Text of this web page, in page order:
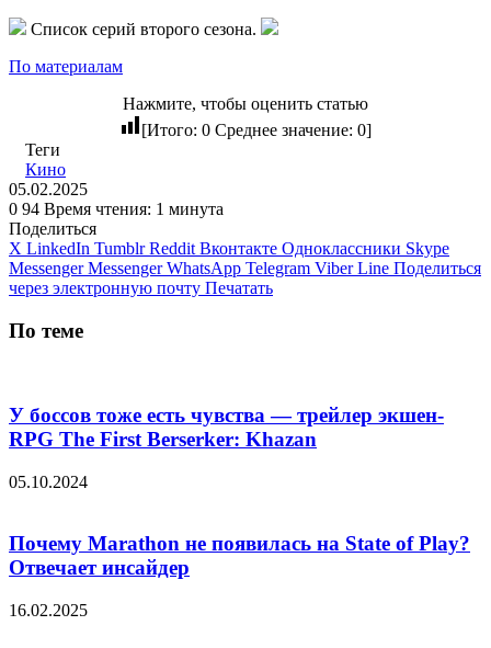
Список серий второго сезона.
По материалам
Нажмите, чтобы оценить статью
[Итого: 0 Среднее значение: 0]
Теги
Кино
05.02.2025
0 94 Время чтения: 1 минута
Поделиться
X LinkedIn Tumblr Reddit Вконтакте Одноклассники Skype
Messenger Messenger WhatsApp Telegram Viber Line Поделиться
через электронную почту Печатать
По теме
У боссов тоже есть чувства — трейлер экшен-
RPG The First Berserker: Khazan
05.10.2024
Почему Marathon не появилась на State of Play?
Отвечает инсайдер
16.02.2025